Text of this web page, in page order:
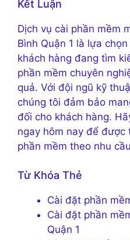
Kết Luận
Dịch vụ cài phần mềm
Bình Quận 1 là lựa
khách hàng đang tìm
phần mềm chuyên
quả. Với đội ngũ kỹ
chúng tôi đảm bảo
đối cho khách hàng.
ngay hôm nay để
phần mềm theo nhu
Từ Khóa Thẻ
Cài đặt phần
Cài đặt phần
Quận 1